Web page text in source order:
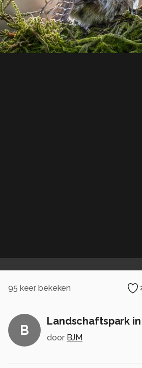
95 keer bekeken
B
Landschaftspark
door BJM